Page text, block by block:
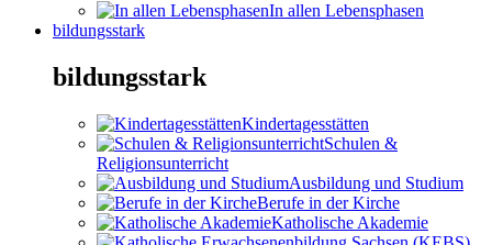
In allen Lebensphasen
bildungsstark
bildungsstark
Kindertagesstätten
Schulen &
Religionsunterricht
Ausbildung und Studium
Berufe in der Kirche
Katholische Akademie